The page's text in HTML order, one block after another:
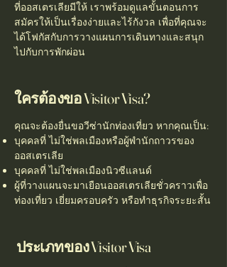
ที่ออสเตรเลียมีให้ เราพร้อมดูแลขั้นตอนการ
สมัครให้เป็นเรื่องง่ายและไร้กังวล เพื่อที่คุณจะ
ได้โฟกัสกับการวางแผนการเดินทางและสนุก
ไปกับการพักผ่อน
ใครต้องขอ Visitor Visa?
คุณจะต้องยื่นขอวีซ่านักท่องเที่ยว หากคุณเป็น:
บุคคลที่ ไม่ใช่พลเมืองหรือผู้พำนักถาวรของ
ออสเตรเลีย
บุคคลที่ ไม่ใช่พลเมืองนิวซีแลนด์
ผู้ที่วางแผนจะมาเยือนออสเตรเลียชั่วคราวเพื่อ
ท่องเที่ยว เยี่ยมครอบครัว หรือทำธุรกิจระยะสั้น
ประเภทของ Visitor Visa